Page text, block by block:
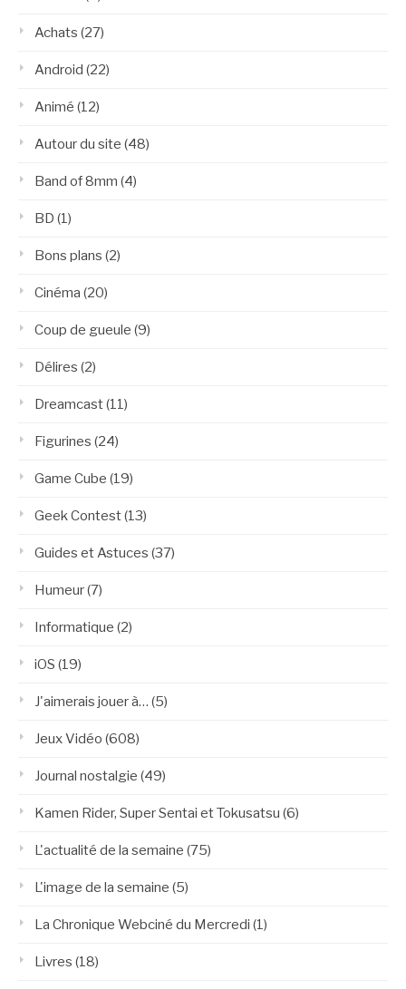
Achats (27)
Android (22)
Animé (12)
Autour du site (48)
Band of 8mm (4)
BD (1)
Bons plans (2)
Cinéma (20)
Coup de gueule (9)
Délires (2)
Dreamcast(11)
Figurines (24)
Game Cube (19)
Geek Contest(13)
Guides et Astuces (37)
Humeur(7)
Informatique (2)
iOS (19)
J'aimerais jouer à… (5)
Jeux Vidéo (608)
Journal nostalgie (49)
Kamen Rider, Super Sentai et Tokusatsu (6)
L'actualité de la semaine (75)
L'image de la semaine (5)
La Chronique Webciné du Mercredi (1)
Livres (18)